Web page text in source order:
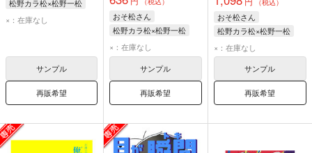
松野カラ松×松野一松
松野カラ松
×：在庫なし
サンプル
再販希望
おそ松さん
松野カラ松×松野一松
松野カラ松
×：在庫なし
サンプル
再販希望
（税込）
おそ松さん
松野カラ松×松野一松
松野一松
×：在庫なし
サンプル
再販希望